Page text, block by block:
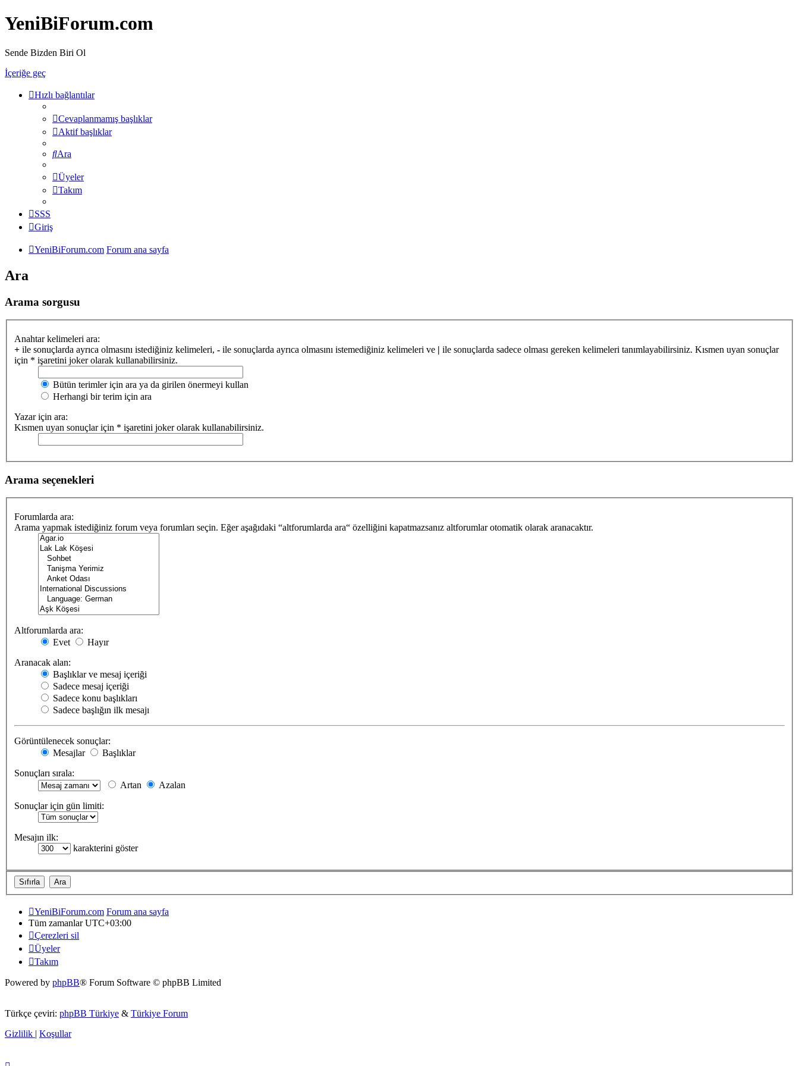
YeniBiForum.com
Sende Bizden Biri Ol
İçeriğe geç
Hızlı bağlantılar
Cevaplanmamış başlıklar
Aktif başlıklar
Ara
Üyeler
Takım
SSS
Giriş
YeniBiForum.com Forum ana sayfa
Ara
Arama sorgusu
Anahtar kelimeleri ara:
+ ile sonuçlarda ayrıca olmasını istediğiniz kelimeleri, - ile sonuçlarda ayrıca olmasını istemediğiniz kelimeleri ve | ile sonuçlarda sadece olması gereken kelimeleri tanımlayabilirsiniz. Kısmen uyan sonuçlar
için * işaretini joker olarak kullanabilirsiniz.
Bütün terimler için ara ya da girilen önermeyi kullan
Herhangi bir terim için ara
Yazar için ara:
Kısmen uyan sonuçlar için * işaretini joker olarak kullanabilirsiniz.
Arama seçenekleri
Forumlarda ara:
Arama yapmak istediğiniz forum veya forumları seçin. Eğer aşağıdaki “altforumlarda ara“ özelliğini kapatmazsanız altforumlar otomatik olarak aranacaktır.
Altforumlarda ara:
Evet
Hayır
Aranacak alan:
Başlıklar ve mesaj içeriği
Sadece mesaj içeriği
Sadece konu başlıkları
Sadece başlığın ilk mesajı
Görüntülenecek sonuçlar:
Mesajlar
Başlıklar
Sonuçları sırala:
Artan
Azalan
Sonuçlar için gün limiti:
Mesajın ilk:
karakterini göster
YeniBiForum.com Forum ana sayfa
Tüm zamanlarUTC+03:00
Çerezleri sil
Üyeler
Takım
Powered by phpBB® Forum Software © phpBB Limited
Türkçe çeviri: phpBB Türkiye & Türkiye Forum
Gizlilik | Koşullar